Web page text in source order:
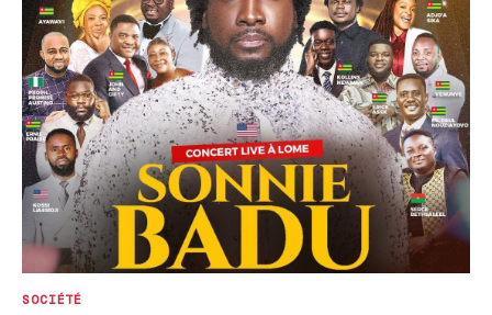
SOCIÉTÉ